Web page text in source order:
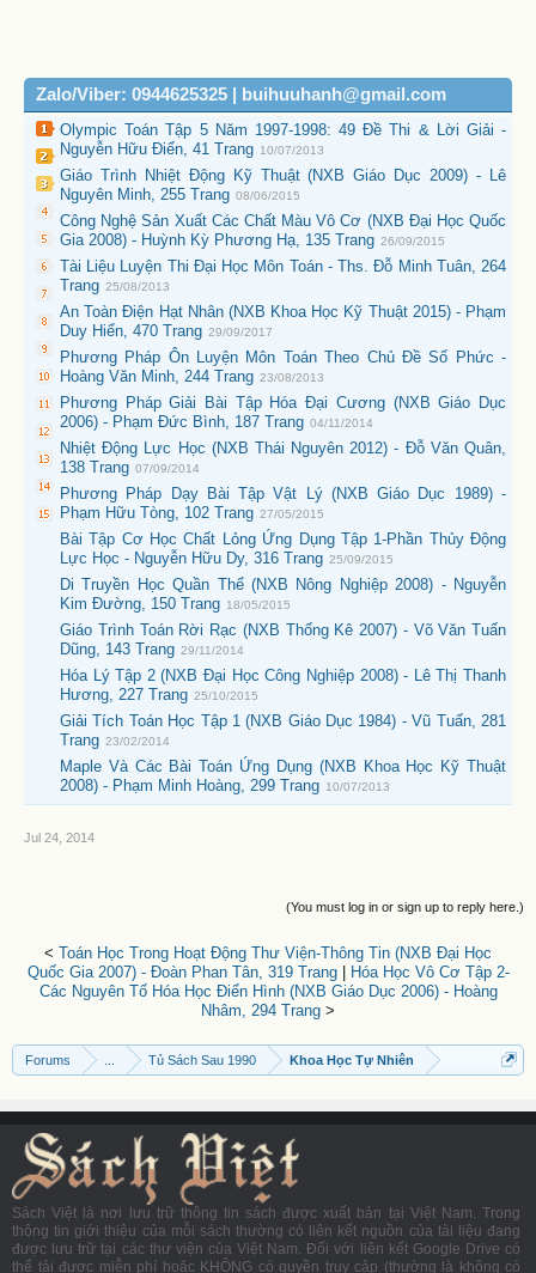
Zalo/Viber: 0944625325 | buihuuhanh@gmail.com
Olympic Toán Tập 5 Năm 1997-1998: 49 Đề Thi & Lời Giải -
Nguyễn Hữu Điển, 41 Trang 10/07/2013
Giáo Trình Nhiệt Động Kỹ Thuật (NXB Giáo Dục 2009) - Lê
Nguyên Minh, 255 Trang 08/06/2015
Công Nghệ Sản Xuất Các Chất Màu Vô Cơ (NXB Đại Học Quốc
Gia 2008) - Huỳnh Kỳ Phương Hạ, 135 Trang 26/09/2015
Tài Liệu Luyện Thi Đại Học Môn Toán - Ths. Đỗ Minh Tuân, 264
Trang 25/08/2013
An Toàn Điện Hạt Nhân (NXB Khoa Học Kỹ Thuật 2015) - Phạm
Duy Hiển, 470 Trang 29/09/2017
Phương Pháp Ôn Luyện Môn Toán Theo Chủ Đề Số Phức -
Hoàng Văn Minh, 244 Trang 23/08/2013
Phương Pháp Giải Bài Tập Hóa Đại Cương (NXB Giáo Dục
2006) - Phạm Đức Bình, 187 Trang 04/11/2014
Nhiệt Động Lực Học (NXB Thái Nguyên 2012) - Đỗ Văn Quân,
138 Trang 07/09/2014
Phương Pháp Dạy Bài Tập Vật Lý (NXB Giáo Dục 1989) -
Phạm Hữu Tòng, 102 Trang 27/05/2015
Bài Tập Cơ Học Chất Lỏng Ứng Dụng Tập 1-Phần Thủy Động
Lực Học - Nguyễn Hữu Dy, 316 Trang 25/09/2015
Di Truyền Học Quần Thể (NXB Nông Nghiệp 2008) - Nguyễn
Kim Đường, 150 Trang 18/05/2015
Giáo Trình Toán Rời Rạc (NXB Thống Kê 2007) - Võ Văn Tuấn
Dũng, 143 Trang 29/11/2014
Hóa Lý Tập 2 (NXB Đại Học Công Nghiệp 2008) - Lê Thị Thanh
Hương, 227 Trang 25/10/2015
Giải Tích Toán Học Tập 1 (NXB Giáo Dục 1984) - Vũ Tuấn, 281
Trang 23/02/2014
Maple Và Các Bài Toán Ứng Dụng (NXB Khoa Học Kỹ Thuật
2008) - Phạm Minh Hoàng, 299 Trang 10/07/2013
Jul 24, 2014
(You must log in or sign up to reply here.)
< Toán Học Trong Hoạt Động Thư Viện-Thông Tin (NXB Đại Học
Quốc Gia 2007) - Đoàn Phan Tân, 319 Trang|
Hóa Học Vô Cơ Tập 2-
Các Nguyên Tố Hóa Học Điển Hình (NXB Giáo Dục 2006) - Hoàng
Nhâm, 294 Trang >
Forums Tủ Sách Sau 1990 Khoa Học Tự Nhiên
Sách Việt là nơi lưu trữ thông tin sách được xuất bản tại Việt Nam. Trong
thông tin giới thiệu của mỗi sách thường có liên kết nguồn của tài liệu đang
được lưu trữ tại các thư viện của Việt Nam. Đối với liên kết Google Drive có
thể tải được miễn phí hoặc KHÔNG có quyền truy cập (thường là không có